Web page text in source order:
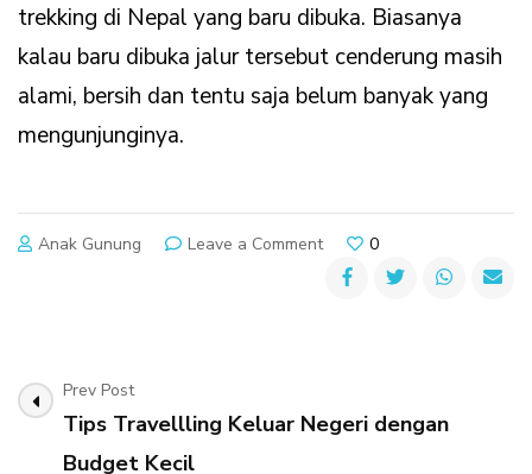
trekking di Nepal yang baru dibuka. Biasanya
kalau baru dibuka jalur tersebut cenderung masih
alami, bersih dan tentu saja belum banyak yang
mengunjunginya.
Anak Gunung Leave a Commenton
JALUR
TREKKING
0
Post
Navigation
Prev Post
Tips Travellling Keluar Negeri dengan
Budget Kecil